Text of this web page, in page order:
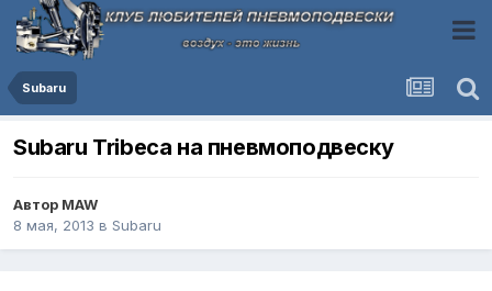
Subaru
Subaru Tribeca на пневмоподвеску
Автор MAW
8 мая, 2013 в Subaru